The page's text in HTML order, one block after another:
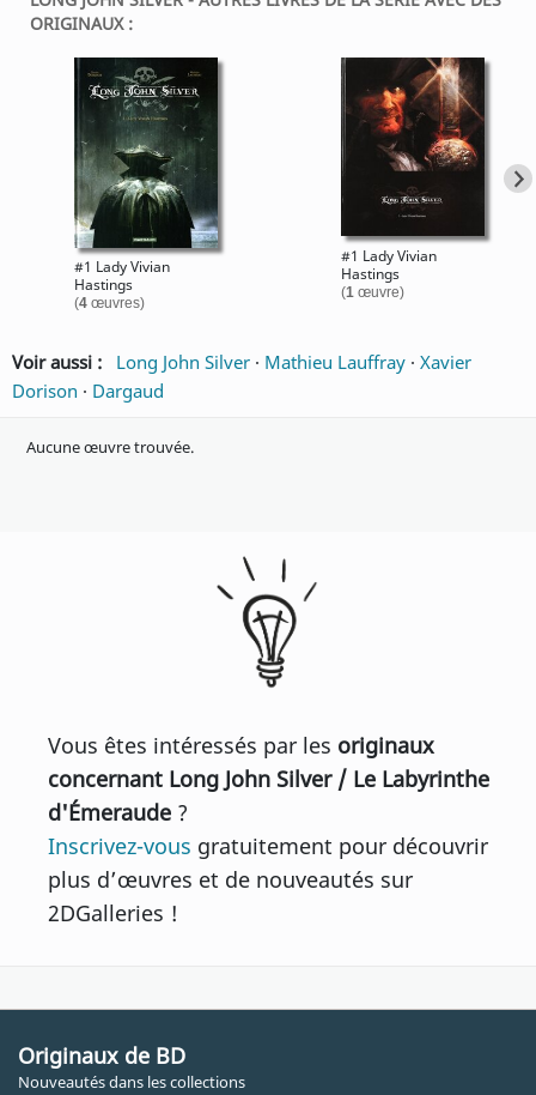
ORIGINAUX :
#1 Lady Vivian
Hastings
(4œuvres)
#1 Lady Vivian
Hastings
(1 œuvre)
Voir aussi : Long John Silver · Mathieu Lauffray · Xavier
Dorison · Dargaud
Aucune œuvre trouvée.
Vous êtes intéressés par les originaux
concernant Long John Silver / Le Labyrinthe
d'Émeraude ?
Inscrivez-vous gratuitement pour découvrir
plus d’œuvres et de nouveautés sur
2DGalleries !
Originaux de BD
Nouveautés dans les collections